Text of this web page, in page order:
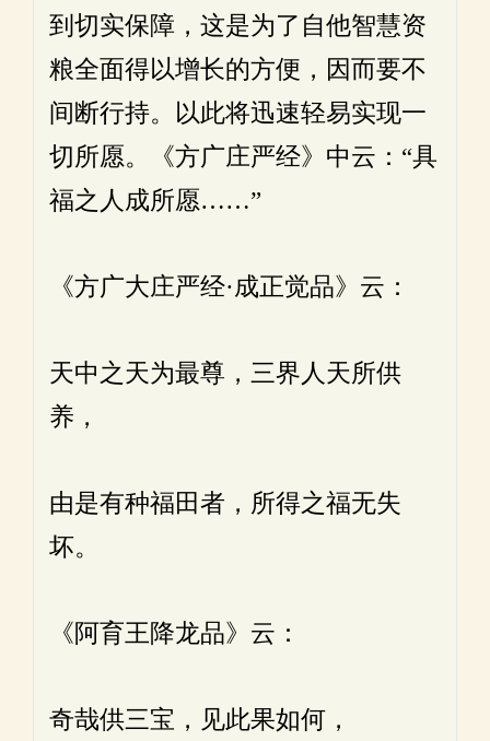
到切实保障，这是为了自他智慧资
粮全面得以增长的方便，因而要不
间断行持。以此将迅速轻易实现一
切所愿。《方广庄严经》中云：“具
福之人成所愿……”
《方广大庄严经·成正觉品》云：
天中之天为最尊，三界人天所供
养，
由是有种福田者，所得之福无失
坏。
《阿育王降龙品》云：
奇哉供三宝，见此果如何，